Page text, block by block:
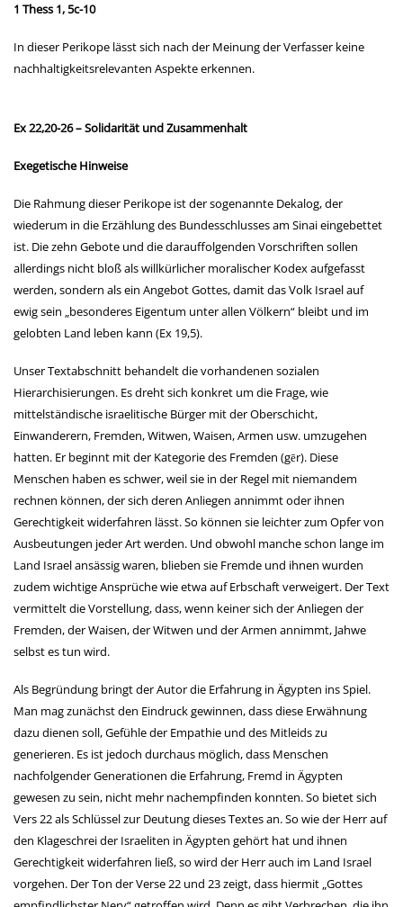
1 Thess 1, 5c-10
In dieser Perikope lässt sich nach der Meinung der Verfasser keine
nachhaltigkeitsrelevanten Aspekte erkennen.
Ex 22,20-26 – Solidarität und Zusammenhalt
Exegetische Hinweise
Die Rahmung dieser Perikope ist der sogenannte Dekalog, der
wiederum in die Erzählung des Bundesschlusses am Sinai eingebettet
ist. Die zehn Gebote und die darauffolgenden Vorschriften sollen
allerdings nicht bloß als willkürlicher moralischer Kodex aufgefasst
werden, sondern als ein Angebot Gottes, damit das Volk Israel auf
ewig sein „besonderes Eigentum unter allen Völkern“ bleibt und im
gelobten Land leben kann (Ex 19,5).
Unser Textabschnitt behandelt die vorhandenen sozialen
Hierarchisierungen. Es dreht sich konkret um die Frage, wie
mittelständische israelitische Bürger mit der Oberschicht,
Einwanderern, Fremden, Witwen, Waisen, Armen usw. umzugehen
hatten. Er beginnt mit der Kategorie des Fremden (gēr). Diese
Menschen haben es schwer, weil sie in der Regel mit niemandem
rechnen können, der sich deren Anliegen annimmt oder ihnen
Gerechtigkeit widerfahren lässt. So können sie leichter zum Opfer von
Ausbeutungen jeder Art werden. Und obwohl manche schon lange im
Land Israel ansässig waren, blieben sie Fremde und ihnen wurden
zudem wichtige Ansprüche wie etwa auf Erbschaft verweigert. Der Text
vermittelt die Vorstellung, dass, wenn keiner sich der Anliegen der
Fremden, der Waisen, der Witwen und der Armen annimmt, Jahwe
selbst es tun wird.
Als Begründung bringt der Autor die Erfahrung in Ägypten ins Spiel.
Man mag zunächst den Eindruck gewinnen, dass diese Erwähnung
dazu dienen soll, Gefühle der Empathie und des Mitleids zu
generieren. Es ist jedoch durchaus möglich, dass Menschen
nachfolgender Generationen die Erfahrung, Fremd in Ägypten
gewesen zu sein, nicht mehr nachempfinden konnten. So bietet sich
Vers 22 als Schlüssel zur Deutung dieses Textes an. So wie der Herr auf
den Klageschrei der Israeliten in Ägypten gehört hat und ihnen
Gerechtigkeit widerfahren ließ, so wird der Herr auch im Land Israel
vorgehen. Der Ton der Verse 22 und 23 zeigt, dass hiermit „Gottes